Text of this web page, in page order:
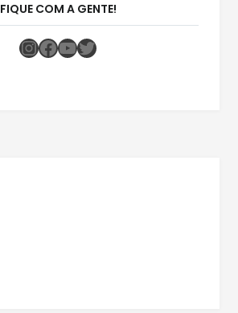
FIQUE COM A GENTE!
Instagram
Facebook
Youtube
Twitter